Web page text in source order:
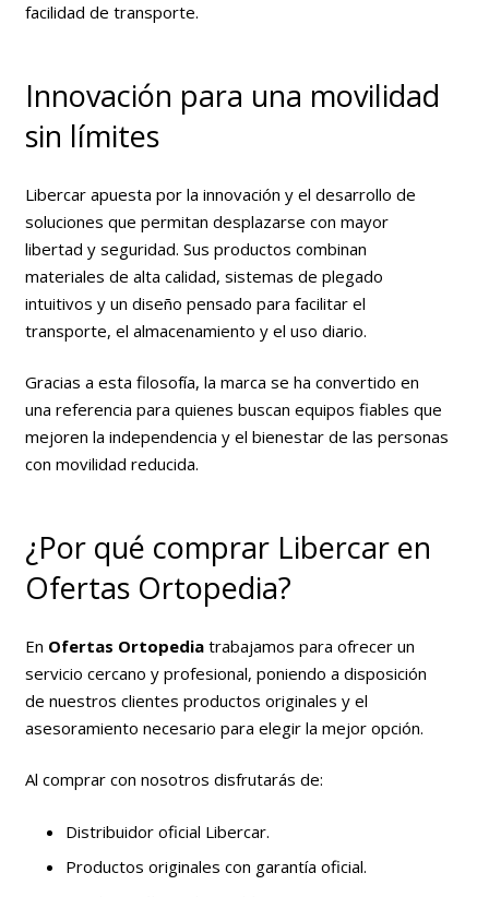
facilidad de transporte.
Innovación para una movilidad
sin límites
Libercar apuesta por la innovación y el desarrollo de
soluciones que permitan desplazarse con mayor
libertad y seguridad. Sus productos combinan
materiales de alta calidad, sistemas de plegado
intuitivos y un diseño pensado para facilitar el
transporte, el almacenamiento y el uso diario.
Gracias a esta filosofía, la marca se ha convertido en
una referencia para quienes buscan equipos fiables que
mejoren la independencia y el bienestar de las personas
con movilidad reducida.
¿Por qué comprar Libercar en
Ofertas Ortopedia?
En Ofertas Ortopediatrabajamos para ofrecer un
servicio cercano y profesional, poniendo a disposición
de nuestros clientes productos originales y el
asesoramiento necesario para elegir la mejor opción.
Al comprar con nosotros disfrutarás de:
Distribuidor oficial Libercar.
Productos originales con garantía oficial.